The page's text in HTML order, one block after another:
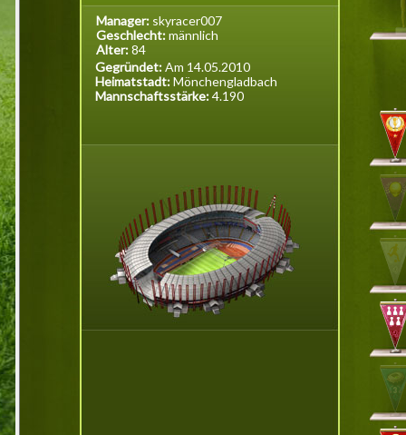
Manager: skyracer007
Geschlecht:männlich
Alter:84
Gegründet:Am 14.05.2010
Heimatstadt:Mönchengladbach
Mannschaftsstärke:4.190